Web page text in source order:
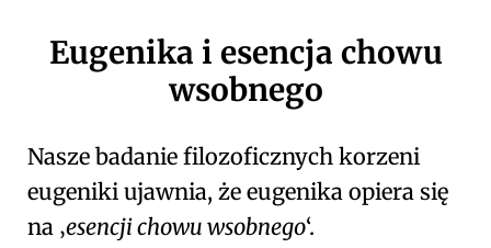
Eugenika i esencja chowu
wsobnego
Nasze badanie filozoficznych korzeni
eugeniki ujawnia, że eugenika opiera się
na esencji chowu wsobnego.